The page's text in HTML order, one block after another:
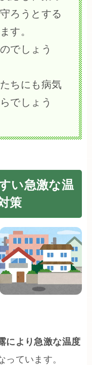
ろうとする
す。
でしょう
ちにも病気
でしょう
い急激な温
策
により急激な温度
っています。